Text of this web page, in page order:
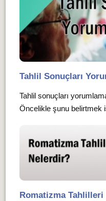
Tahlil Sonuçları
Tahlil sonuçları
Öncelikle şunu belirtmek
Romatizma